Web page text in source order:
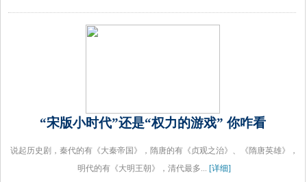
“宋版小时代”还是“权力的游戏” 你咋看
说起历史剧，秦代的有《大秦帝国》，隋唐的有《贞观之治》、《隋唐英雄》，
明代的有《大明王朝》，清代最多... [详细]